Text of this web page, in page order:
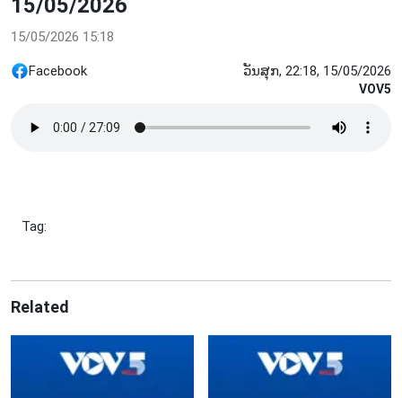
15/05/2026
15/05/2026 15:18
Facebook ວັນສຸກ, 22:18, 15/05/2026
VOV5
Tag:
Related